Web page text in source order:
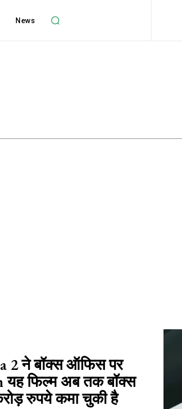
News
2 ने बॉक्स ऑफिस पर
यह फिल्म अब तक बॉक्स
रुपये कमा चुकी है